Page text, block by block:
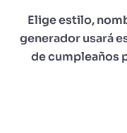
Elige estilo,
generador usará
de cumpleaños